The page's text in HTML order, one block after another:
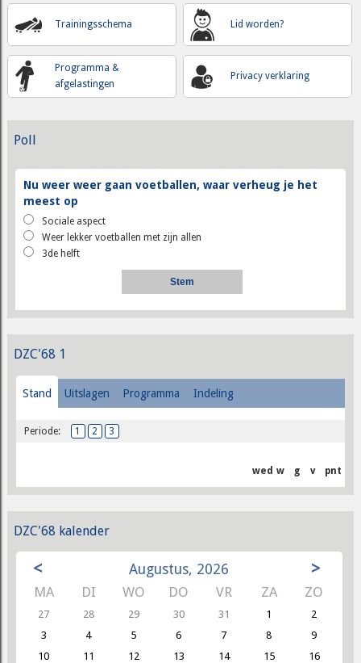
Trainingsschema
Programma &
afgelastingen
Lid worden?
Privacy verklaring
Poll
Nu weer weer gaan voetballen, waar verheug je het
meest op
Sociale aspect
Weer lekker voetballen met zijn allen
3de helft
DZC'68 1
Stand Uitslagen Programma Indeling
Periode: 1 2 3
wed w g v pnt
DZC'68 kalender
< Augustus, 2026 >
MA DI WO DO VR ZA ZO
27 28 29 30 31 1
2
3
4 5 6 7 8
9
10
11 12 13 14 15
16